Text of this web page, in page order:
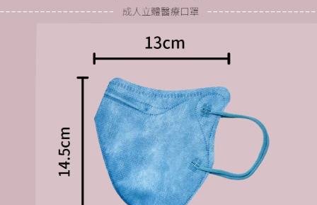
【「AFTEE先享後付」結帳流程】
２．訂單成立數日內，您將收到繳費通知簡訊。
３．收到繳費通知簡訊後14天內，點擊此簡訊中的連結，可透過四大超商／
※ 請注意：結帳手續完成當下不需立刻繳費，但若您需要取消訂單，請聯絡
購買商品的店家。未經商家同意取消之訂單仍視為有效，需透過AFTEE先享
※ 交易是否成功請以「AFTEE先享後付 」之結帳頁面顯示為準，若有關於
是否繳費成功／繳費後需取消欲退款等相關疑問，請聯繫「AFTEE先享後付
客戶支援中心」
https://netprotections.freshdesk.com/support/home
【注意事項】
１．透過由恩沛科技股份有限公司提供之「AFTEE先享後付」服務完成之交
易，需依本服務之必要範圍內提供個人資料，並將交易相關給付款項請求債
每筆NT$70，滿NT$600(含以上)免運費
每筆NT$70，滿NT$600(含以上)免運費
每筆NT$80，滿NT$600(含以上)免運費